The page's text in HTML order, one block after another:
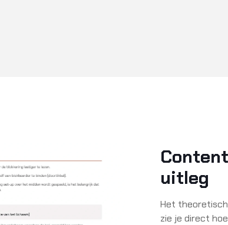
uitleg
Het
zie je direct